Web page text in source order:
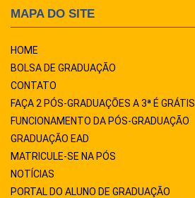
MAPA DO SITE
HOME
BOLSA DE GRADUAÇÃO
CONTATO
FAÇA 2 PÓS-GRADUAÇÕES A 3ª É GRÁTIS
FUNCIONAMENTO DA PÓS-GRADUAÇÃO
GRADUAÇÃO EAD
MATRICULE-SE NA PÓS
NOTÍCIAS
PORTAL DO ALUNO DE GRADUAÇÃO